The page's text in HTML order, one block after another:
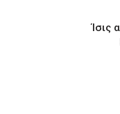
Ίσις